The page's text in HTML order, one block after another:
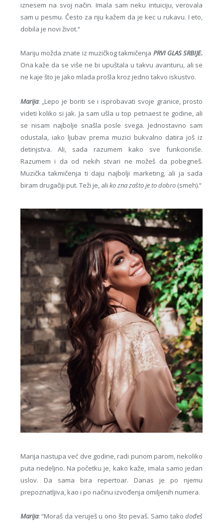
iznesem na svoj način. Imala sam neku intuiciju, verovala
sam u pesmu. Često za nju kažem da je kec u rukavu. I eto,
dobila je novi život.“
Mariju možda znate iz muzičkog takmičenja PRVI GLAS SRBIJE.
Ona kaže da se više ne bi upuštala u takvu avanturu, ali se
ne kaje što je jako mlada prošla kroz jedno takvo iskustvo.
Marija: „Lepo je boriti se i isprobavati svoje granice, prosto
videti koliko si jak. Ja sam ušla u top petnaest te godine, ali
se nisam najbolje snašla posle svega. Jednostavno sam
odustala, iako ljubav prema muzici bukvalno datira još iz
detinjstva. Ali, sada razumem kako sve funkcioniše.
Razumem i da od nekih stvari ne možeš da pobegneš.
Muzička takmičenja ti daju najbolji marketing, ali ja sada
biram drugačiji put. Teži je, ali ko zna zašto je to dobro(smeh).“
Marija nastupa već dve godine, radi punom parom, nekoliko
puta nedeljno. Na početku je, kako kaže, imala samo jedan
uslov. Da sama bira repertoar. Danas je po njemu
prepoznatljiva, kao i po načinu izvođenja omiljenih numera.
Marija: “Moraš da veruješ u ono što pevaš. Samo tako dođeš